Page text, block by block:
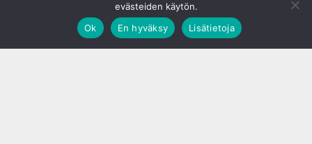
evästeiden käytön.
Ok
En hyväksy Lisätietoja